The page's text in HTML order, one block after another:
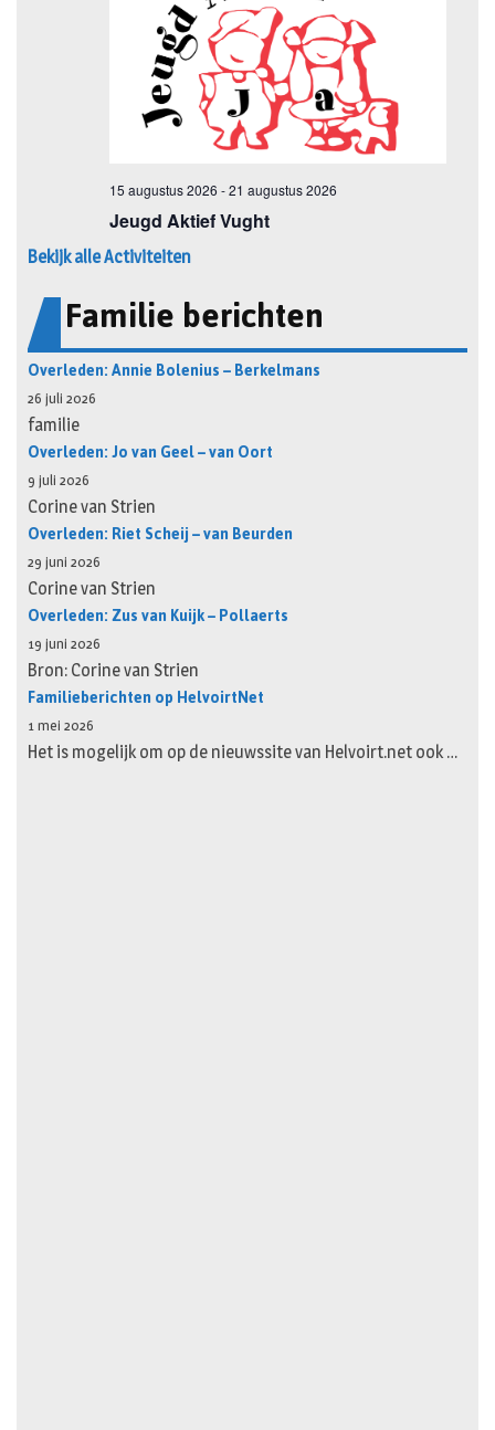
Bekijk alle Activiteiten
Familie berichten
Overleden: Annie Bolenius – Berkelmans
26 juli 2026
familie
Overleden: Jo van Geel – van Oort
9 juli 2026
Corine van Strien
Overleden: Riet Scheij – van Beurden
29 juni 2026
Corine van Strien
Overleden: Zus van Kuijk – Pollaerts
19 juni 2026
Bron: Corine van Strien
Familieberichten op HelvoirtNet
1 mei 2026
Het is mogelijk om op de nieuwssite van Helvoirt.net ook …